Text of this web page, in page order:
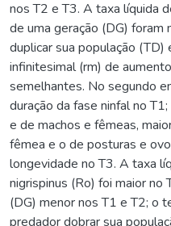
nos T2 e T3. A taxa líquida
de uma geração (DG)
duplicar sua população (TD)
infinitesimal (rm) de
semelhantes. No segundo
duração da fase ninfal no
e de machos e fêmeas,
fêmea e o de posturas e
longevidade no T3. A taxa
nigrispinus (Ro) foi maior no
(DG) menor nos T1 e T2; o
predador dobrar sua